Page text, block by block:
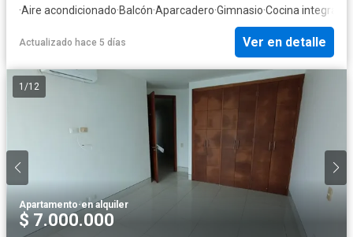
·Aire acondicionado·Balcón·Aparcadero·Gimnasio·Cocina integral
Actualizado hace 5 días Ver en detalle
1 /12
Apartamento·en alquiler
$ 7.000.000